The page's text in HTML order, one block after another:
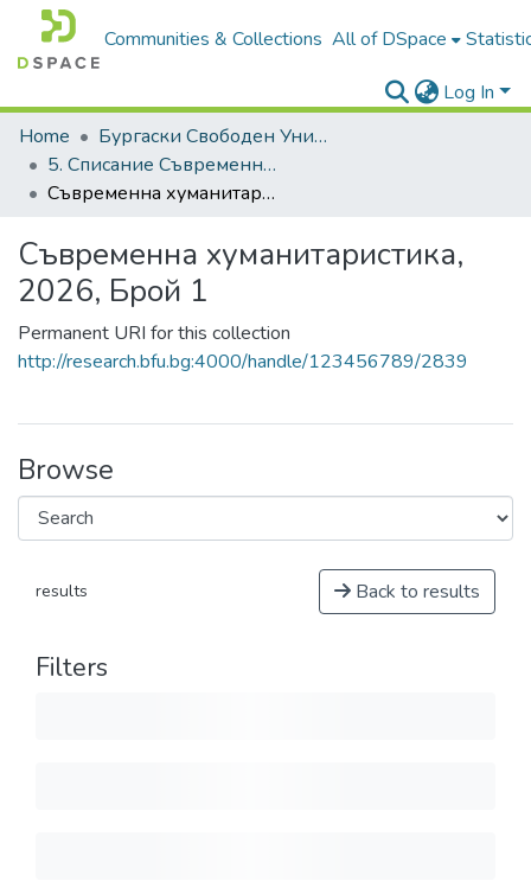
Communities & Collections All of DSpace
Log In
Home
Бургаски Свободен Университет | Burgas Free University
5. Списание Съвременна хуманитаристика | Journal of Contemporary Humanitaristics
Съвременна хуманитаристика, 2026, Брой 1
Съвременна хуманитаристика,
2026, Брой 1
Permanent URI for this collection
http://research.bfu.bg:4000/handle/123456789/2839
Browse
results Back to results
Filters